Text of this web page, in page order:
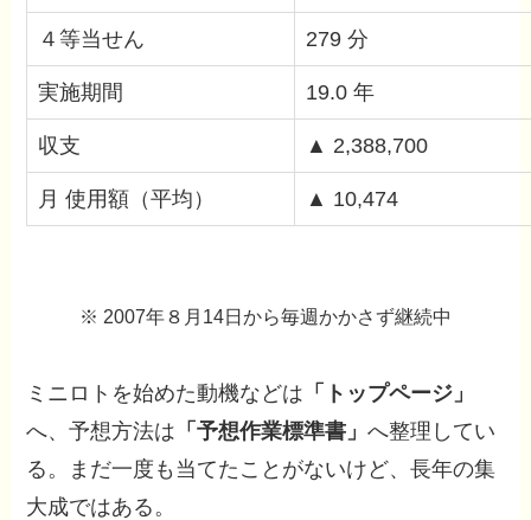
４等当せん 279 分
実施期間 19.0 年
収支 ▲ 2,388,700
月 使用額（平均） ▲ 10,474
※ 2007年８月14日から毎週かかさず継続中
ミニロトを始めた動機などは 「トップページ」
へ、予想方法は 「予想作業標準書」へ整理してい
る。まだ一度も当てたことがないけど、長年の集
大成ではある。